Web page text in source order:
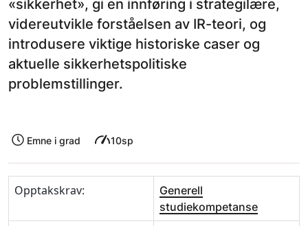
«sikkerhet», gi en innføring i strategilære,
videreutvikle forståelsen av IR-teori, og
introdusere viktige historiske caser og
aktuelle sikkerhetspolitiske
problemstillinger.
Emne i grad 10sp
Opptakskrav:
Generell
studiekompetanse